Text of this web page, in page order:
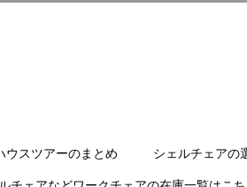
ウスツアーのまとめ シェルチェアの